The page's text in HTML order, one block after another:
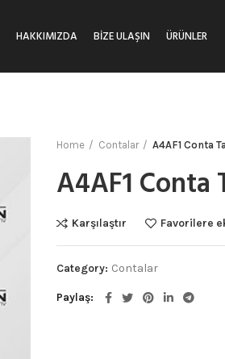
HAKKIMIZDA BIZE ULAŞIN ÜRÜNLER
Home Contalar A4AF1 Conta
A4AF1 Conta
Karşılaştır Favorilere
Category: Contalar
Paylaş